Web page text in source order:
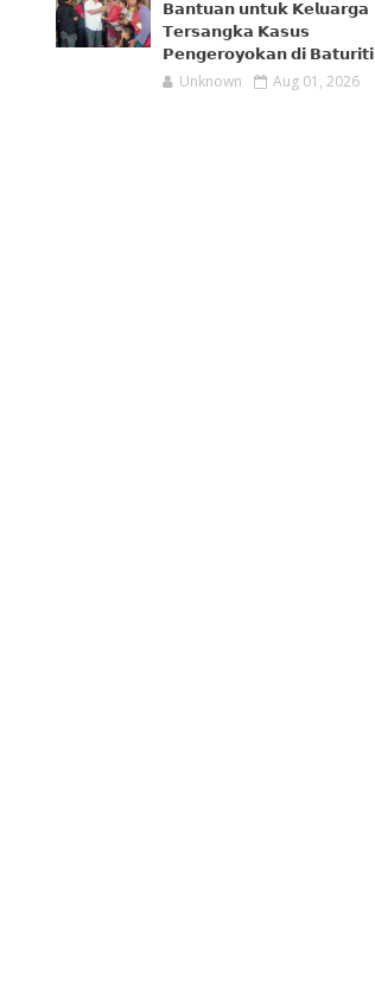
𝗕𝗮𝗻𝘁𝘂𝗮𝗻 𝘂𝗻𝘁𝘂𝗸 𝗞𝗲𝗹𝘂𝗮𝗿𝗴𝗮
𝗧𝗲𝗿𝘀𝗮𝗻𝗴𝗸𝗮 𝗞𝗮𝘀𝘂𝘀
𝗣𝗲𝗻𝗴𝗲𝗿𝗼𝘆𝗼𝗸𝗮𝗻 𝗱𝗶 𝗕𝗮𝘁𝘂𝗿𝗶𝘁𝗶
Unknown Aug 01, 2026